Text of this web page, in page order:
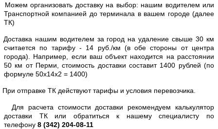
Можем организовать доставку на выбор: нашим водителем или
Транспортной компанией до терминала в вашем городе (далее
ТК)
Доставка нашим водителем за город на удаление свыше 30 км
считается по тарифу - 14 руб./км (в обе стороны от центра
города). Например, если ваш объект находится на расстоянии
50 км от Перми, стоимость доставки составит 1400 рублей (по
формуле 50х14х2 = 1400)
При отправке ТК действуют тарифы и условия перевозчика.
Для расчета стоимости доставки рекомендуем калькулятор
доставки ТК или обратиться к нашему специалисту по
телефону 8 (342) 204-08-11